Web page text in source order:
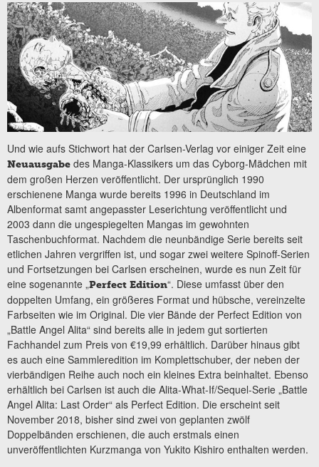
Und wie aufs Stichwort hat der Carlsen-Verlag vor einiger Zeit eine
Neuausgabe des Manga-Klassikers um das Cyborg-Mädchen mit
dem großen Herzen veröffentlicht. Der ursprünglich 1990
erschienene Manga wurde bereits 1996 in Deutschland im
Albenformat samt angepasster Leserichtung veröffentlicht und
2003 dann die ungespiegelten Mangas im gewohnten
Taschenbuchformat. Nachdem die neunbändige Serie bereits seit
etlichen Jahren vergriffen ist, und sogar zwei weitere Spinoff-Serien
und Fortsetzungen bei Carlsen erscheinen, wurde es nun Zeit für
eine sogenannte „Perfect Edition“. Diese umfasst über den
doppelten Umfang, ein größeres Format und hübsche, vereinzelte
Farbseiten wie im Original. Die vier Bände der Perfect Edition von
„Battle Angel Alita“ sind bereits alle in jedem gut sortierten
Fachhandel zum Preis von €19,99 erhältlich. Darüber hinaus gibt
es auch eine Sammleredition im Komplettschuber, der neben der
vierbändigen Reihe auch noch ein kleines Extra beinhaltet. Ebenso
erhältlich bei Carlsen ist auch die Alita-What-If/Sequel-Serie „Battle
Angel Alita: Last Order“ als Perfect Edition. Die erscheint seit
November 2018, bisher sind zwei von geplanten zwölf
Doppelbänden erschienen, die auch erstmals einen
unveröffentlichten Kurzmanga von Yukito Kishiro enthalten werden.